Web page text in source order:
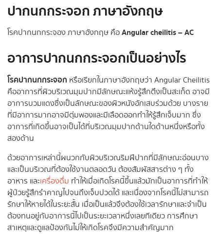
ปากนกกระจอก ภาษาอังกฤษ
โรคปากนกกระจอง ภาษาอังกฤษ คือAngular cheilitis – AC
อาการปากนกกระจอกเป็นอย่างไร
โรคปากนกกระจอก หรือเรียกในภาษาอังกฤษว่า Angular Cheilitis
คืออาการที่ผิวบริเวณมุมปากมีลักษณะแห้งรู้สึกตึงเป็นสะเก็ด อาจมี
อาการบวมแดงซึ่งเป็นลักษณะของผิวหนังอักเสบร่วมด้วย บางราย
ที่มีอาการมากอาจมีตุ่มพองและมีเลือดออกทำให้รู้สึกเจ็บมาก ซึ่ง
อาการที่เกิดขึ้นอาจเป็นได้ที่บริเวณมุมปากด้านใดด้านหนึ่งหรือทั้ง
สองด้าน
ด้วยอาการเหล่านี้ผนวกกับผิวบริเวณริมฝีปากที่มีลักษณะอ่อนบาง
และเป็นบริเวณที่ต้องใช้งานตลอดวัน ต้องสัมผัสสารต่าง ๆ ทั้ง
อาหาร และเครื่องดื่ม ทำให้เมื่อเกิดโรคนี้ขึ้นแล้วมักเป็นอาการที่ทำให้
ผู้ป่วยรู้สึกรำคาญไปจนถึงเจ็บปวดได้ และเนื่องจากโรคนี้ไม่สามารถ
รักษาให้หายได้ในระยะสั้น เมื่อเป็นแล้วจึงต้องใช้เวลารักษาและจำเป็น
ต้องทนอยู่กับอาการนี้ไปเป็นระยะเวลาหนึ่งเลยทีเดียว การศึกษา
สาเหตุและดูแลป้องกันไม่ให้เกิดโรคจึงมีความสำคัญมาก